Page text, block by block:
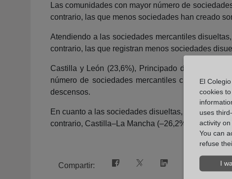
Las comunidades con mayor número de
contrario, las que menos sociedades han creado
Atendiendo a las sociedades mercantiles
contrario, las que registran menos sociedades
Castilla y León (23,6%), Principado de Asturias
número de sociedades mercantiles creadas. Por
descensos.
En cuanto a las sociedades disueltas, las tasas
contrario, Castilla–La Mancha (–26,2%), Islas
Compartir:
El
cookies
uses
activity
You can
refuse
I